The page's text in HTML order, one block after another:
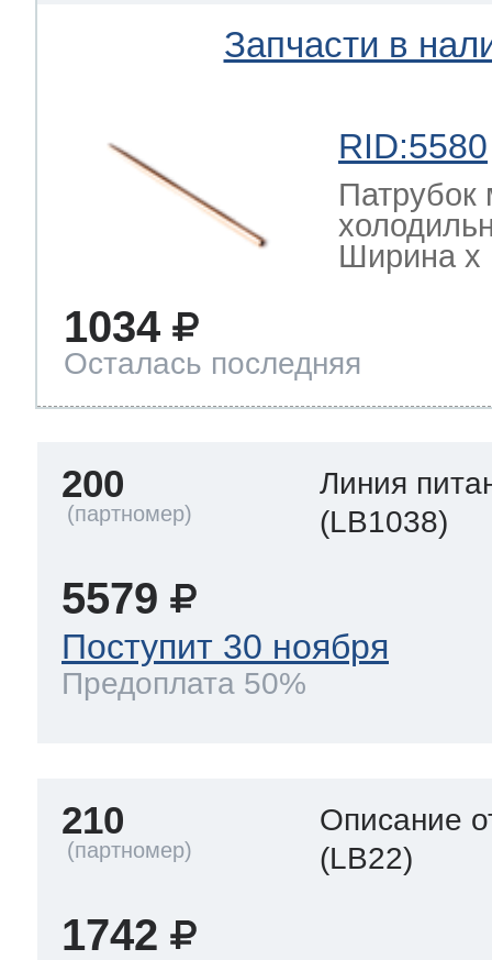
Запчасти в
RID:5580
Патрубок
Ширина х
1034
Осталась последняя
200
Линия
(LB1038)
5579
Поступит 30 ноября
Предоплата 50%
210
Описание
(LB22)
1742